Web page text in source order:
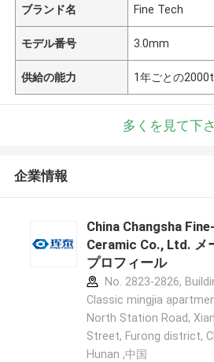
ブランド名 Fine Tech
モデル番号 3.0mm
供給の能力 1年ごとの2000t
多くを見て下
企業情報
China Changsha
Ceramic Co., Ltd. メ
プロフィール
No. 2823-2826,
Classic mingjia
North Station Road,
Street, Furong district,
Hunan ,中国